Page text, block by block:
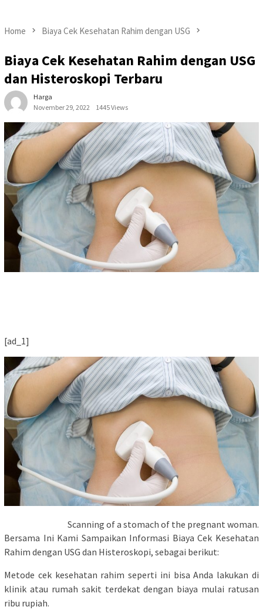
Home Biaya Cek Kesehatan Rahim dengan USG
Biaya Cek Kesehatan Rahim dengan USG
dan Histeroskopi Terbaru
Harga
November 29, 2022
1445 Views
[ad_1]
Scanning of a stomach of the pregnant woman.
Bersama Ini Kami Sampaikan Informasi Biaya Cek Kesehatan
Rahim dengan USG dan Histeroskopi, sebagai berikut:
Metode cek kesehatan rahim seperti ini bisa Anda lakukan di
klinik atau rumah sakit terdekat dengan biaya mulai ratusan
ribu rupiah.